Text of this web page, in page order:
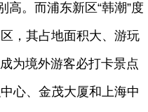
高。而浦东新区“韩潮”度
，其占地面积大、游玩
为境外游客必打卡景点
心、金茂大厦和上海中